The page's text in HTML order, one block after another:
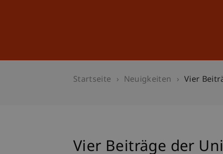
Startseite Neuigkeiten Vier
Vier Beiträge der